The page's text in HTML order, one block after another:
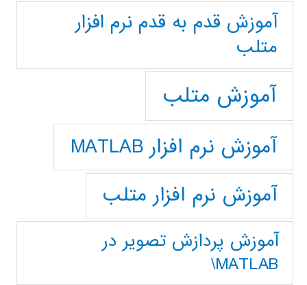
آموزش قدم به قدم نرم افزار
متلب
آموزش متلب
آموزش نرم افزار MATLAB
آموزش نرم افزار متلب
آموزش پردازش تصوير در
MATLAB\